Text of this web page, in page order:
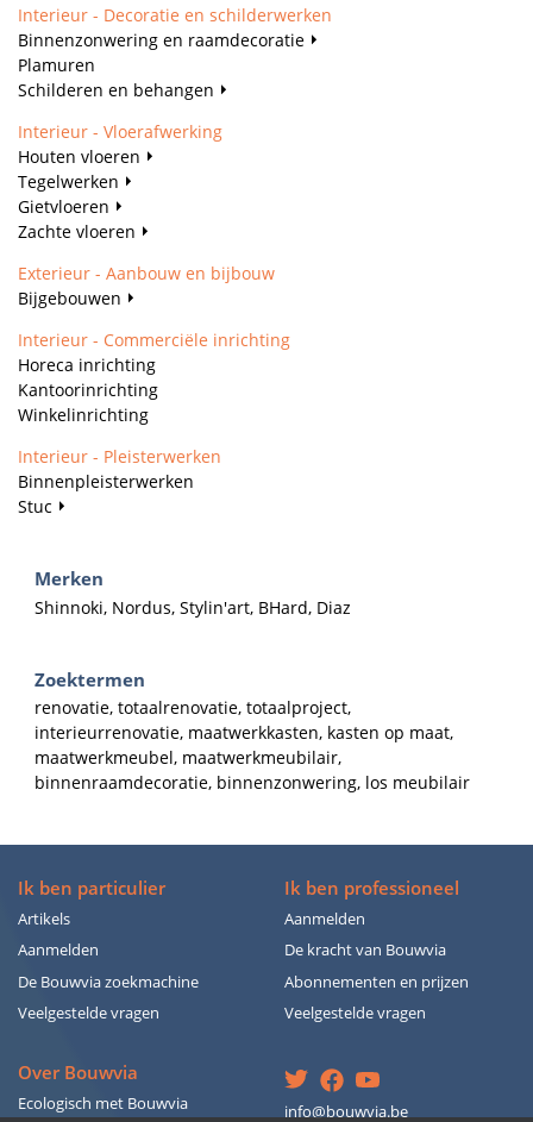
Interieur - Decoratie en schilderwerken
Binnenzonwering en raamdecoratie
Plamuren
Schilderen en behangen
Interieur - Vloerafwerking
Houten vloeren
Tegelwerken
Gietvloeren
Zachte vloeren
Exterieur - Aanbouw en bijbouw
Bijgebouwen
Interieur - Commerciële inrichting
Horeca inrichting
Kantoorinrichting
Winkelinrichting
Interieur - Pleisterwerken
Binnenpleisterwerken
Stuc
Merken
Shinnoki, Nordus, Stylin'art, BHard, Diaz
Zoektermen
renovatie, totaalrenovatie, totaalproject,
interieurrenovatie, maatwerkkasten, kasten op maat,
maatwerkmeubel, maatwerkmeubilair,
binnenraamdecoratie, binnenzonwering, los meubilair
Ik ben particulier
Artikels
Aanmelden
De Bouwvia zoekmachine
Veelgestelde vragen
Ik ben professioneel
Aanmelden
De kracht van Bouwvia
Abonnementen en prijzen
Veelgestelde vragen
Over Bouwvia
Ecologisch met Bouwvia info@bouwvia.be